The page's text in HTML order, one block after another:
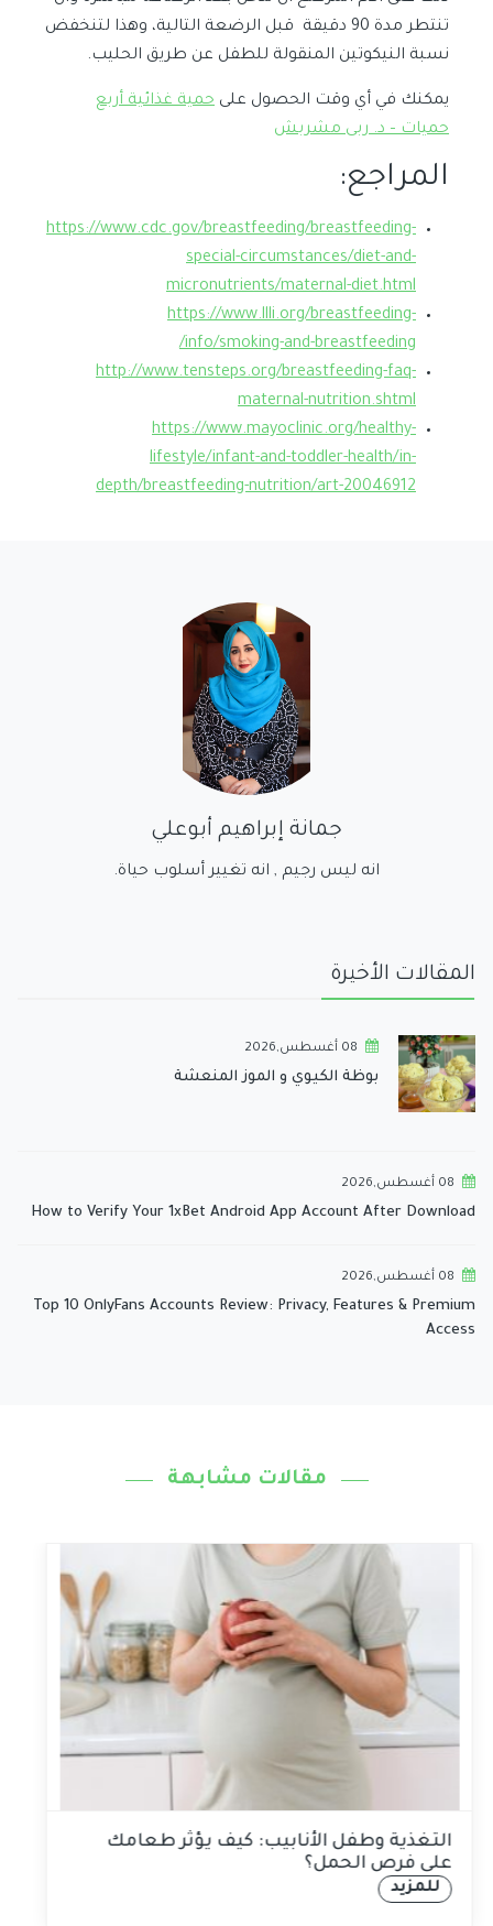
تنتطر مدة 90 دقيقة قبل الرضعة التالية، وهذا لتنخفض
نسبة النيكوتين المنقولة للطفل عن طريق الحليب.
يمكنك في أي وقت الحصول على حمية غذائية أربع
حميات – د. ربى مشربش
المراجع:
https://www.cdc.gov/breastfeeding/breastfeeding-
special-circumstances/diet-and-
micronutrients/maternal-diet.html
https://www.llli.org/breastfeeding-
info/smoking-and-breastfeeding/
http://www.tensteps.org/breastfeeding-faq-
maternal-nutrition.shtml
https://www.mayoclinic.org/healthy-
lifestyle/infant-and-toddler-health/in-
depth/breastfeeding-nutrition/art-20046912
جمانة إبراهيم أبوعلي
انه ليس رجيم , انه تغيير أسلوب حياة.
المقالات الأخيرة
08 أغسطس,2026
بوظة الكيوي و الموز المنعشة
08 أغسطس,2026
How to Verify Your 1xBet Android App Account After Download
08 أغسطس,2026
Top 10 OnlyFans Accounts Review: Privacy, Features & Premium
Access
مقالات مشابهة
التغذية وطفل الأنابيب: كيف يؤثر طعامك
على فرص الحمل؟
للمزيد